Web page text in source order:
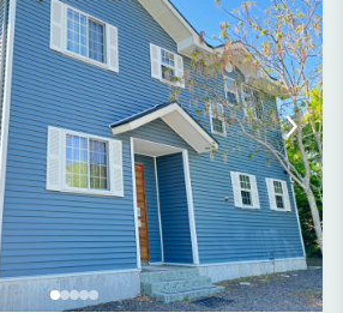
円の罰則オゾン清掃費をご請求致します。) ※※2025
施設となります。 アレルギーをお持ちの方やペットが
ご予約をご遠慮いただきますようお願い申し上げます。
レイトチェックアウトは事前予約です。(1時間につき
ない場合がございます。 予めご了承ください。